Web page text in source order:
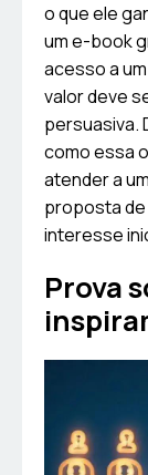
o que ele
um e-book
acesso a
valor deve
persuasiva.
como essa
atender a
proposta de
interesse
Prova